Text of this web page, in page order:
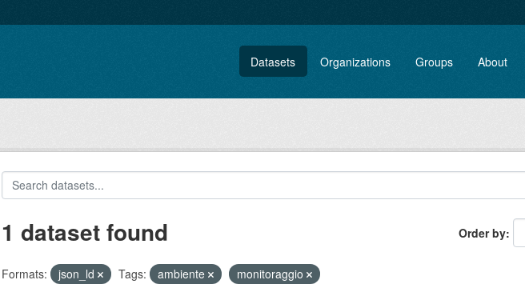
Datasets Organizations Groups About
Order by
1 dataset found
Formats: json_ld Tags: ambiente monitoraggio